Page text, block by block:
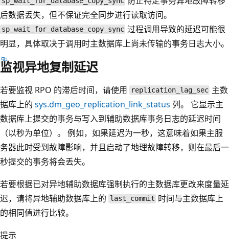
后数据丢失，但不保证完全同步进行读取访问。
sp_wait_for_database_copy_sync 过程调用导致的延迟可能很
明显，具体取决于调用时主数据库上尚未传输的事务日志大小。
监视异地复制延迟
若要监视 RPO 的滞后时间，请使用 replication_lag_sec 主数
据库上的 sys.dm_geo_replication_link_status 列。 它显示主
数据库上提交的事务与写入到辅助数据库事务日志的延迟时间
（以秒为单位）。 例如，如果延迟为一秒，这意味着如果主服
务器此时受到故障影响，并且启动了地理故障转移，则在最后一
秒提交的事务将会丢失。
若要根据已对异地辅助数据库强制执行的主数据库更改来度量延
迟，请将异地辅助数据库上的
last_commit 时间与主数据库上
的相同值进行比较。
提示